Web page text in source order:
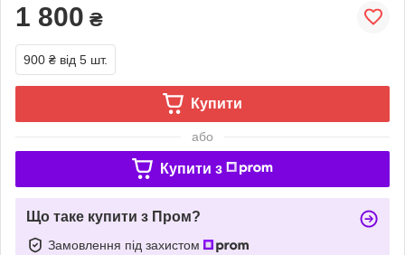
1 800 ₴
900 ₴ від 5 шт.
Купити
або
Купити з
Що таке купити з Пром?
Замовлення під захистом